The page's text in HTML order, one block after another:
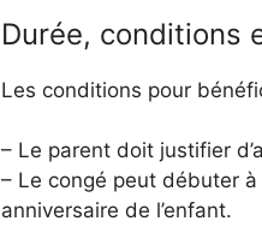
Durée, conditions
Les conditions pour
– Le parent doit justifier
– Le congé peut débuter
anniversaire de l’enfant.